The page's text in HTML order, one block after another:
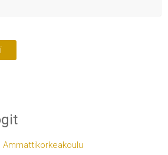
Ammattikorkeakoulu